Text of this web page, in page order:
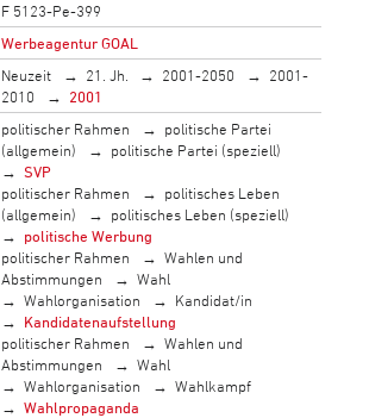
F 5123-Pe-399
Werbeagentur GOAL
Neuzeit 21. Jh. 2001-2050
2001-
2010
2001
politischer Rahmen
politische Partei
(allgemein)
politische Partei (speziell)
SVP
politischer Rahmen
politisches Leben
(allgemein)
politisches Leben (speziell)
politische Werbung
politischer Rahmen
Wahlen und
Abstimmungen
Wahl
Wahlorganisation
Kandidat/in
Kandidatenaufstellung
politischer Rahmen
Wahlen und
Abstimmungen
Wahl
Wahlorganisation
Wahlkampf
Wahlpropaganda